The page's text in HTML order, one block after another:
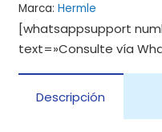
Marca: Hermle
[whatsappsupport
text=»Consulte vía
Descripción